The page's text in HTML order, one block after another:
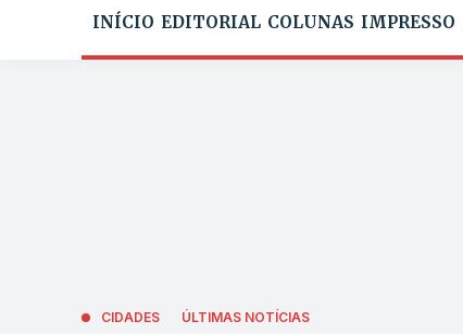
INÍCIO EDITORIAL COLUNAS IMPRESSO
CIDADES ÚLTIMAS NOTÍCIAS